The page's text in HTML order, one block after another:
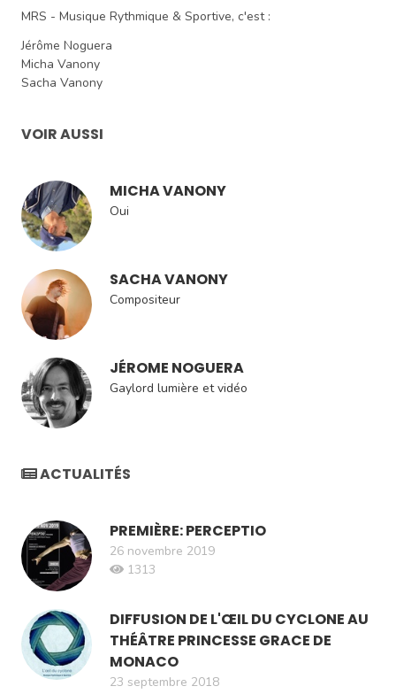
MRS - Musique Rythmique & Sportive, c'est :
Jérôme Noguera
Micha Vanony
Sacha Vanony
VOIR AUSSI
MICHA VANONY
Oui
SACHA VANONY
Compositeur
JÉROME NOGUERA
Gaylord lumière et vidéo
ACTUALITÉS
PREMIÈRE: PERCEPTIO
26 novembre 2019
1313
DIFFUSION DE L'ŒIL DU CYCLONE AU
THÉÂTRE PRINCESSE GRACE DE
MONACO
23 septembre 2018